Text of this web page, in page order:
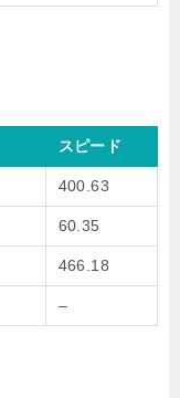
スピード
400.63
60.35
466.18
–